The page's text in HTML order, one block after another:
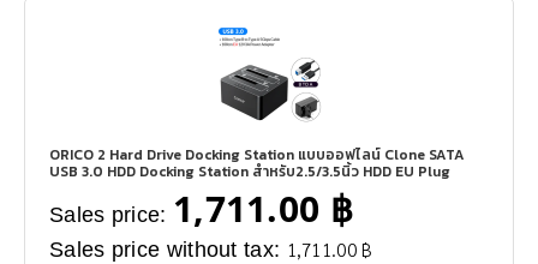
ORICO 2 Hard Drive Docking Station แบบออฟไลน์ Clone SATA
USB 3.0 HDD Docking Station สำหรับ2.5/3.5นิ้ว HDD EU Plug
Sales price: 1,711.00 ฿
Sales price without tax: 1,711.00 ฿